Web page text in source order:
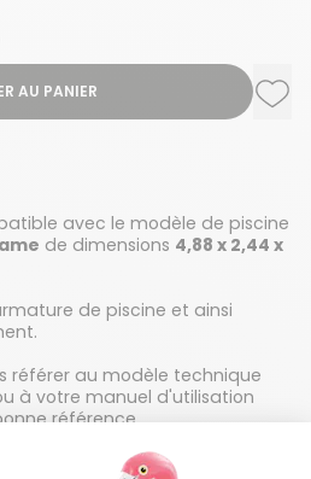
AU PANIER
avec le modèle de piscine
de dimensions 4,88 x 2,44 x
de piscine et ainsi
référer au modèle technique
à votre manuel d'utilisation
référence.